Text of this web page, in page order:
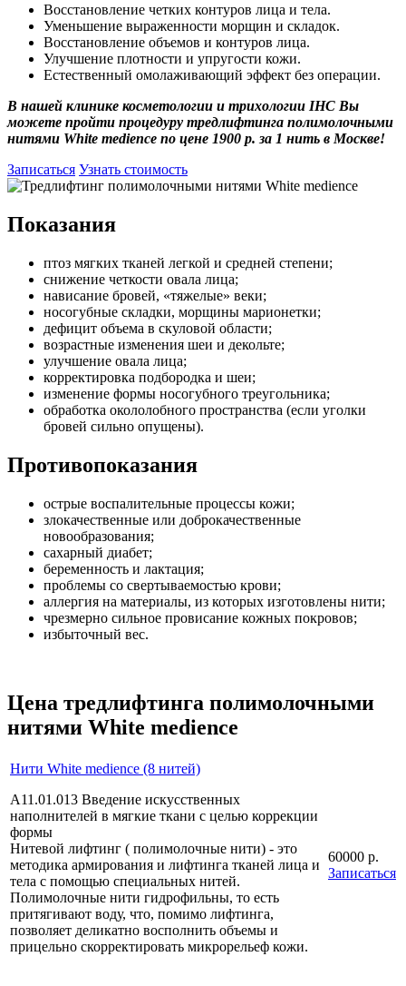
Восстановление четких контуров лица и тела.
Уменьшение выраженности морщин и складок.
Восстановление объемов и контуров лица.
Улучшение плотности и упругости кожи.
Естественный омолаживающий эффект без операции.
В нашей клинике косметологии и трихологии IHC Вы
можете пройти процедуру тредлифтинга полимолочными
нитями White medience по цене 1900 р. за 1 нить в Москве!
Записаться Узнать стоимость
Показания
птоз мягких тканей легкой и средней степени;
снижение четкости овала лица;
нависание бровей, «тяжелые» веки;
носогубные складки, морщины марионетки;
дефицит объема в скуловой области;
возрастные изменения шеи и декольте;
улучшение овала лица;
корректировка подбородка и шеи;
изменение формы носогубного треугольника;
обработка окололобного пространства (если уголки
бровей сильно опущены).
Противопоказания
острые воспалительные процессы кожи;
злокачественные или доброкачественные
новообразования;
сахарный диабет;
беременность и лактация;
проблемы со свертываемостью крови;
аллергия на материалы, из которых изготовлены нити;
чрезмерно сильное провисание кожных покровов;
избыточный вес.
Цена тредлифтинга полимолочными
нитями White medience
Нити White medience (8 нитей)
A11.01.013 Введение искусственных
наполнителей в мягкие ткани с целью коррекции
формы
Нитевой лифтинг ( полимолочные нити) - это
методика армирования и лифтинга тканей лица и
тела с помощью специальных нитей.
Полимолочные нити гидрофильны, то есть
притягивают воду, что, помимо лифтинга,
позволяет деликатно восполнить объемы и
прицельно скорректировать микрорельеф кожи.
60000 р.
Записаться